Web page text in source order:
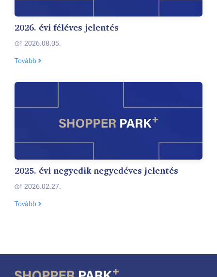
2026. évi féléves jelentés
2026.08.05.
Tovább
2025. évi negyedik negyedéves jelentés
2026.02.27.
Tovább